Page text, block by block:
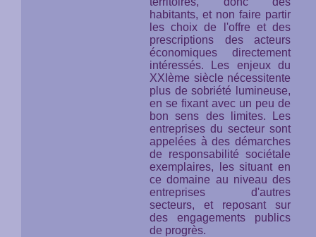
habitants, et non faire partir
les choix de l'offre et des
prescriptions des acteurs
économiques directement
intéressés. Les enjeux du
XXIème siècle nécessitente
plus de sobriété lumineuse,
en se fixant avec un peu de
bon sens des limites. Les
entreprises du secteur sont
appelées à des démarches
de responsabilité sociétale
exemplaires, les situant en
ce domaine au niveau des
entreprises d'autres
secteurs, et reposant sur
des engagements publics
de progrès.